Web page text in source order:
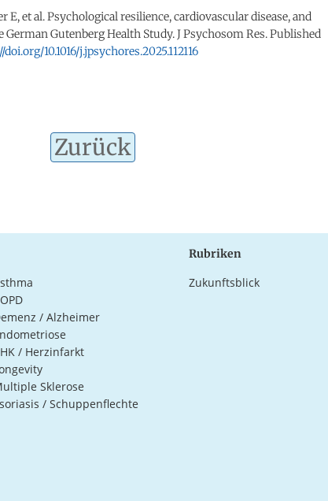
E, et al. Psychological resilience, cardiovascular disease, and
Gutenberg Health Study. J Psychosom Res. Published
10.1016/j.jpsychores.2025.112116
Zurück
/ Alzheimer
/ Herzinfarkt
Sklerose
/ Schuppenflechte
Rubriken
Zukunftsblick